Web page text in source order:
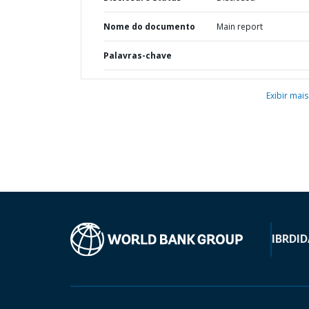
Nome do documento Main report
Palavras-chave
Exibir mais
IBRD